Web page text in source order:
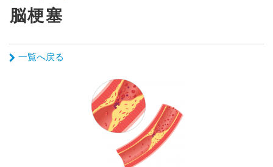
脳梗塞
一覧へ戻る